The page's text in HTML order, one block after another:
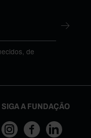
de
SIGA A FUNDAÇÃO